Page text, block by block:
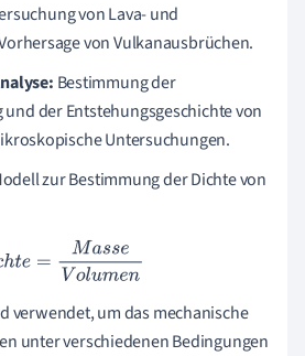
von Lava- und
von Vulkanausbrüchen.
Bestimmung der
der Entstehungsgeschichte von
Untersuchungen.
zur Bestimmung der Dichte von
te= Ma sseVolumen
verwendet, um das mechanische
unter verschiedenen Bedingungen